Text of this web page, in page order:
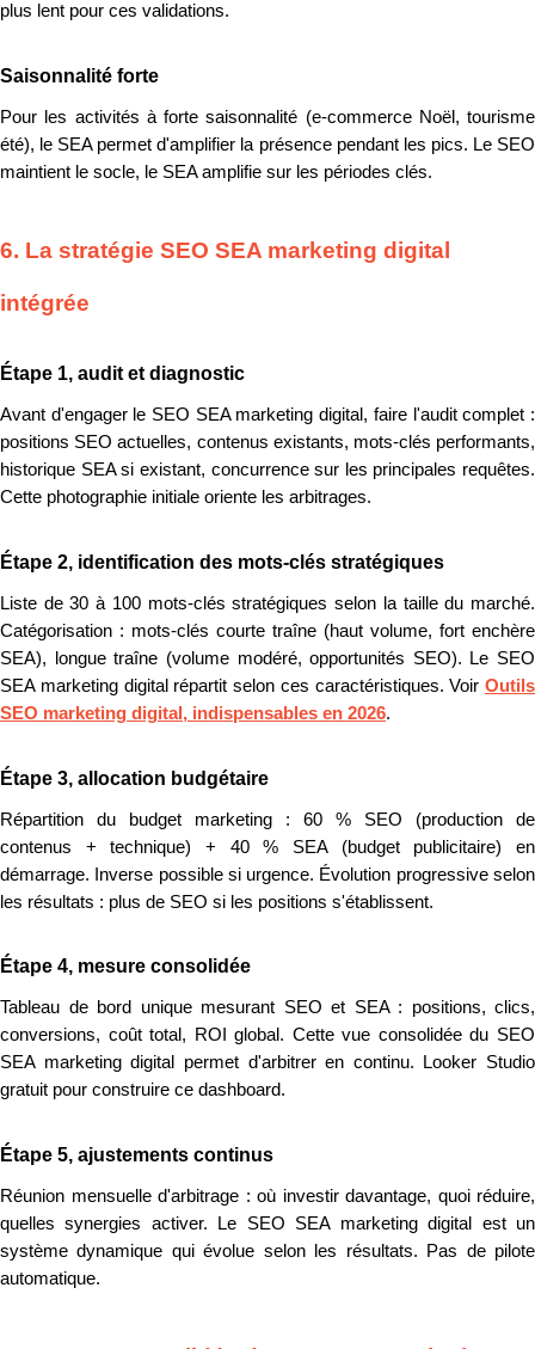
plus lent pour ces validations.
Saisonnalité forte
Pour les activités à forte saisonnalité (e-commerce Noël, tourisme
été), le SEA permet d'amplifier la présence pendant les pics. Le SEO
maintient le socle, le SEA amplifie sur les périodes clés.
6. La stratégie SEO SEA marketing digital
intégrée
Étape 1, audit et diagnostic
Avant d'engager le SEO SEA marketing digital, faire l'audit complet :
positions SEO actuelles, contenus existants, mots-clés performants,
historique SEA si existant, concurrence sur les principales requêtes.
Cette photographie initiale oriente les arbitrages.
Étape 2, identification des mots-clés stratégiques
Liste de 30 à 100 mots-clés stratégiques selon la taille du marché.
Catégorisation : mots-clés courte traîne (haut volume, fort enchère
SEA), longue traîne (volume modéré, opportunités SEO). Le SEO
SEA marketing digital répartit selon ces caractéristiques. Voir Outils
SEO marketing digital, indispensables en 2026.
Étape 3, allocation budgétaire
Répartition du budget marketing : 60 % SEO (production de
contenus + technique) + 40 % SEA (budget publicitaire) en
démarrage. Inverse possible si urgence. Évolution progressive selon
les résultats : plus de SEO si les positions s'établissent.
Étape 4, mesure consolidée
Tableau de bord unique mesurant SEO et SEA : positions, clics,
conversions, coût total, ROI global. Cette vue consolidée du SEO
SEA marketing digital permet d'arbitrer en continu. Looker Studio
gratuit pour construire ce dashboard.
Étape 5, ajustements continus
Réunion mensuelle d'arbitrage : où investir davantage, quoi réduire,
quelles synergies activer. Le SEO SEA marketing digital est un
système dynamique qui évolue selon les résultats. Pas de pilote
automatique.